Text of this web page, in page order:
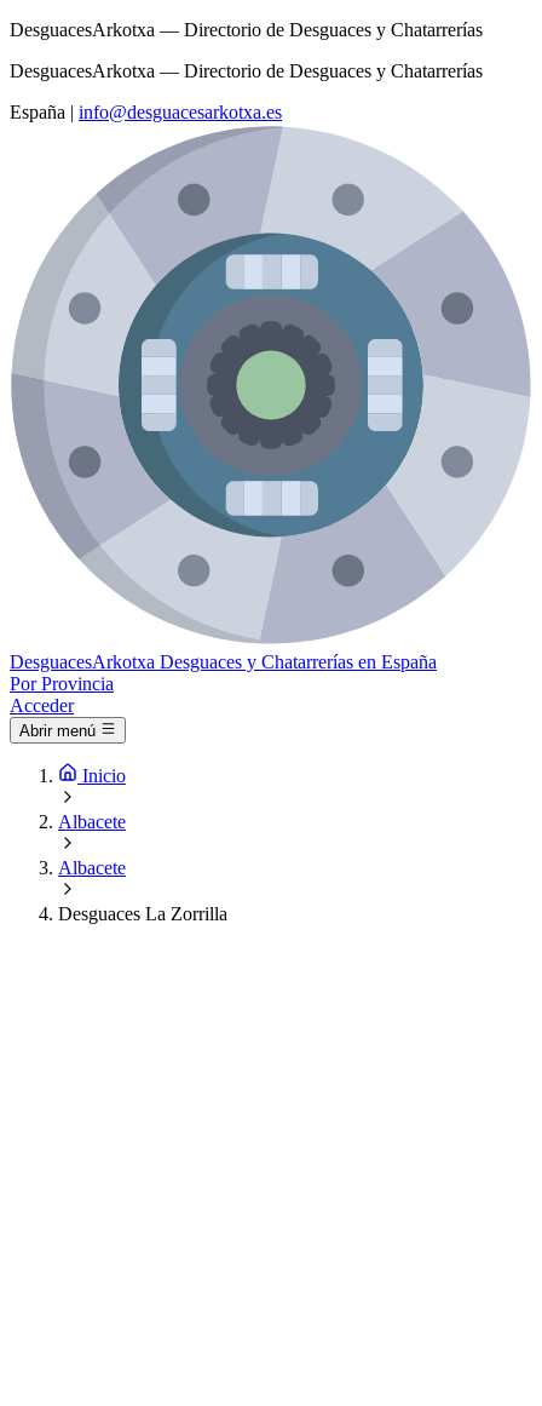
DesguacesArkotxa — Directorio de Desguaces y Chatarrerías
DesguacesArkotxa — Directorio de Desguaces y Chatarrerías
España | info@desguacesarkotxa.es
DesguacesArkotxa Desguaces y Chatarrerías en España
Por Provincia
Acceder
Abrir menú
Inicio
Albacete
Albacete
Desguaces La Zorrilla